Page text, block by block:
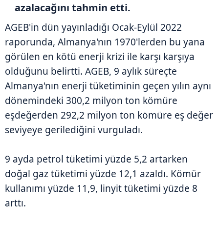
azalacağını tahmin etti.
AGEB'in dün yayınladığı Ocak-Eylül 2022
raporunda, Almanya'nın 1970'lerden bu yana
görülen en kötü enerji krizi ile karşı karşıya
olduğunu belirtti. AGEB, 9 aylık süreçte
Almanya'nın enerji tüketiminin geçen yılın aynı
dönemindeki 300,2 milyon ton kömüre
eşdeğerden 292,2 milyon ton kömüre eş değer
seviyeye gerilediğini vurguladı.
9 ayda petrol tüketimi yüzde 5,2 artarken
doğal gaz tüketimi yüzde 12,1 azaldı. Kömür
kullanımı yüzde 11,9, linyit tüketimi yüzde 8
arttı.